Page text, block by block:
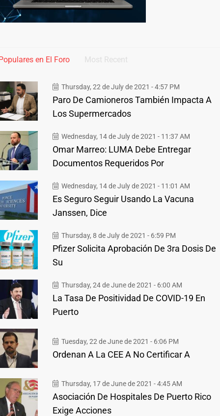
en El Foro Most Recent
Thursday, 22 de July de 2021 - 4:57 PM
Paro De Camioneros También Impacta A
Los Supermercados
Wednesday, 14 de July de 2021 - 11:37 AM
Omar Marreo: LUMA Debe Entregar
Documentos Requeridos Por
Wednesday, 14 de July de 2021 - 11:01 AM
Es Seguro Seguir Usando La Vacuna
Janssen, Dice
Thursday, 8 de July de 2021 - 6:59 PM
Pfizer Solicita Aprobación De 3ra Dosis De
Su
Thursday, 24 de June de 2021 - 6:00 AM
La Tasa De Positividad De COVID-19 En
Puerto
Tuesday, 22 de June de 2021 - 6:06 PM
Ordenan A La CEE A No Certificar A
Thursday, 17 de June de 2021 - 4:45 AM
Asociación De Hospitales De Puerto Rico
Exige Acciones